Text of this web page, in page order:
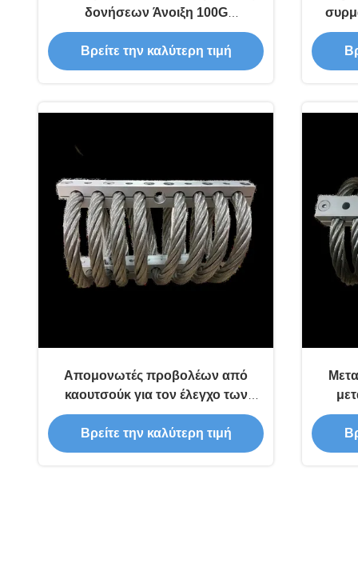
δονήσεων Άνοιξη 100G
Απομονωτικά δονήσεων από σοκ
Βρείτε την καλύτερη τιμή
Απομονωτές προβολέων από
καουτσούκ για τον έλεγχο των
δονήσεων σε βιομηχανία
Βρείτε την καλύτερη τιμή